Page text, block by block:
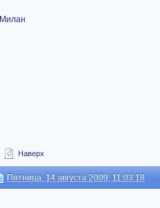
Милан
Наверх
Пятница, 14 августа 2009, 11:03:18